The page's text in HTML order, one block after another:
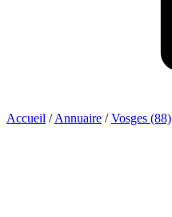
Accueil / Annuaire / Vosges (88)